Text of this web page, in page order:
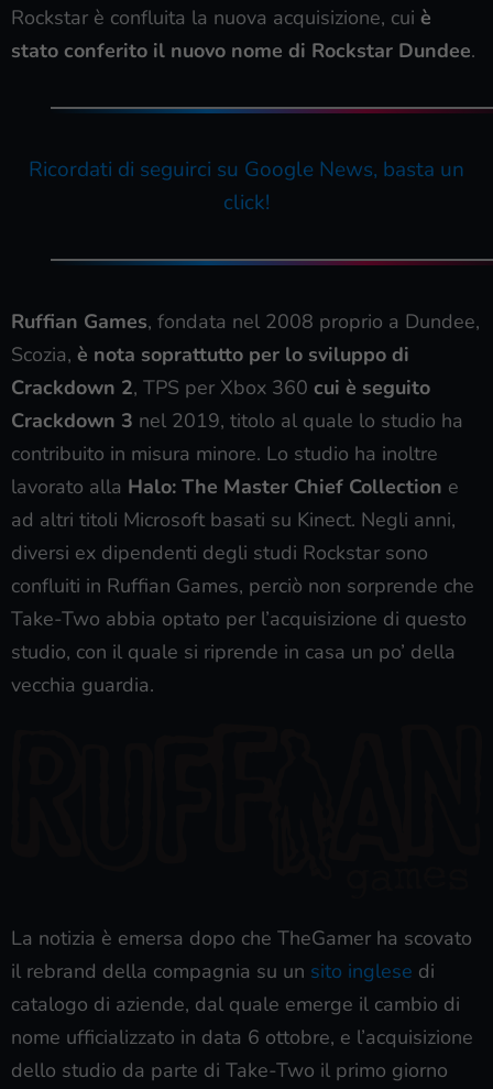
Rockstar è confluita la nuova acquisizione, cui è
stato conferito il nuovo nome di Rockstar Dundee.
Ricordati di seguirci su Google News, basta un
click!
Ruffian Games, fondata nel 2008 proprio a Dundee,
Scozia, è nota soprattutto per lo sviluppo di
Crackdown 2, TPS per Xbox 360 cui è seguito
Crackdown 3 nel 2019, titolo al quale lo studio ha
contribuito in misura minore. Lo studio ha inoltre
lavorato alla Halo: The Master Chief Collection e
ad altri titoli Microsoft basati su Kinect. Negli anni,
diversi ex dipendenti degli studi Rockstar sono
confluiti in Ruffian Games, perciò non sorprende che
Take-Two abbia optato per l’acquisizione di questo
studio, con il quale si riprende in casa un po’ della
vecchia guardia.
La notizia è emersa dopo che TheGamer ha scovato
il rebrand della compagnia su un sito inglese di
catalogo di aziende, dal quale emerge il cambio di
nome ufficializzato in data 6 ottobre, e l’acquisizione
dello studio da parte di Take-Two il primo giorno